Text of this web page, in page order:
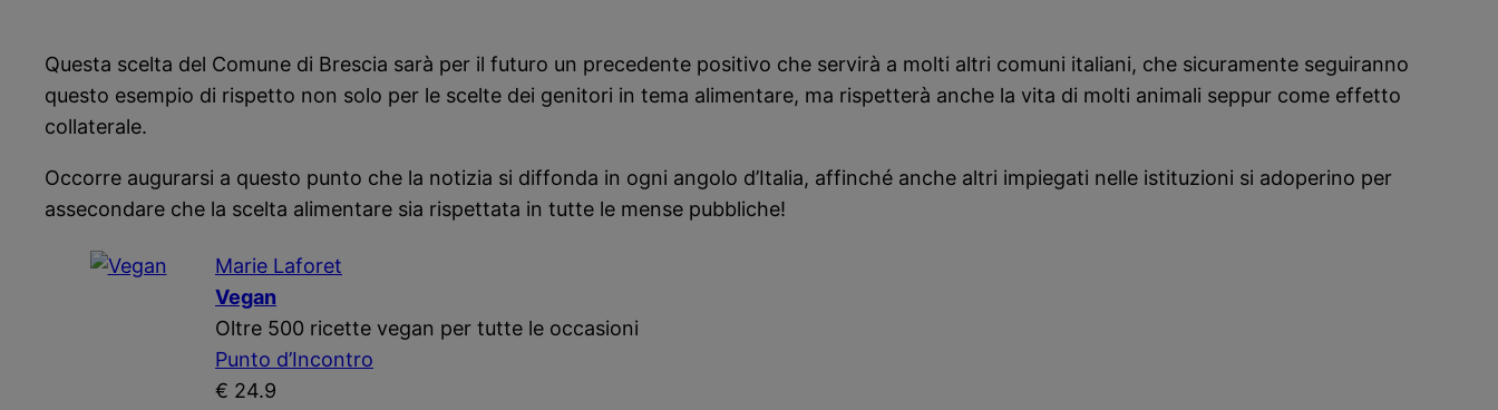
Questa scelta del Comune di Brescia sarà per il futuro un precedente positivo che servirà a molti altri comuni italiani, che sicuramente seguiranno
questo esempio di rispetto non solo per le scelte dei genitori in tema alimentare, ma rispetterà anche la vita di molti animali seppur come effetto
collaterale.
Occorre augurarsi a questo punto che la notizia si diffonda in ogni angolo d’Italia, affinché anche altri impiegati nelle istituzioni si adoperino per
assecondare che la scelta alimentare sia rispettata in tutte le mense pubbliche!
Marie Laforet
Vegan
Oltre 500 ricette vegan per tutte le occasioni
Punto d’Incontro
€ 24.9